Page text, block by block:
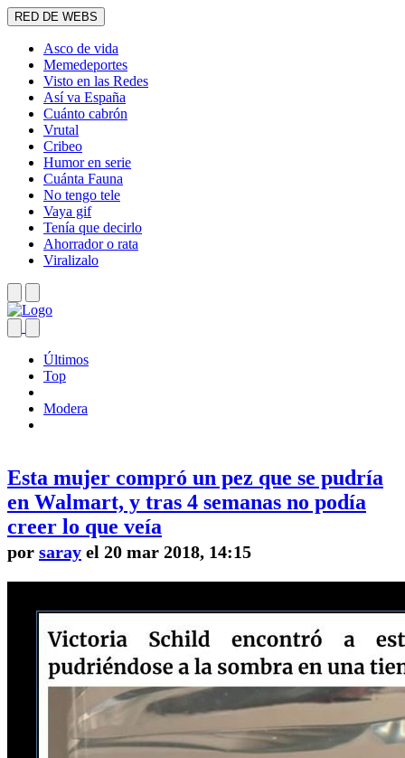
RED DE WEBS
Asco de vida
Memedeportes
Visto en las Redes
Así va España
Cuánto cabrón
Vrutal
Cribeo
Humor en serie
Cuánta Fauna
No tengo tele
Vaya gif
Tenía que decirlo
Ahorrador o rata
Viralizalo
Últimos
Top
Modera
Esta mujer compró un pez que se pudría
en Walmart, y tras 4 semanas no podía
creer lo que veía
por saray el 20 mar 2018, 14:15